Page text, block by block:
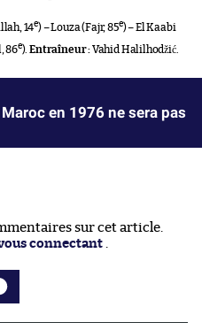
14e) – Louza (Fajr, 85e) – El Kaabi
86e).Entraîneur :Vahid Halilhodžić.
en 1976 ne sera pas
sur cet article.
connectant